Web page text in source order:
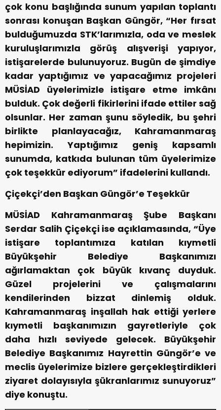
çok konu başlığında sunum yapılan toplantı
sonrası konuşan Başkan Güngör, “Her fırsat
bulduğumuzda STK’larımızla, oda ve meslek
kuruluşlarımızla görüş alışverişi yapıyor,
istişarelerde bulunuyoruz. Bugün de şimdiye
kadar yaptığımız ve yapacağımız projeleri
MÜSİAD üyelerimizle istişare etme imkânı
bulduk. Çok değerli fikirlerini ifade ettiler sağ
olsunlar. Her zaman şunu söyledik, bu şehri
birlikte planlayacağız, Kahramanmaraş
hepimizin. Yaptığımız geniş kapsamlı
sunumda, katkıda bulunan tüm üyelerimize
çok teşekkür ediyorum” ifadelerini kullandı.
Çiçekçi’den Başkan Güngör’e Teşekkür
MÜSİAD Kahramanmaraş Şube Başkanı
Serdar Salih Çiçekçi ise açıklamasında, “Üye
istişare toplantımıza katılan kıymetli
Büyükşehir Belediye Başkanımızı
ağırlamaktan çok büyük kıvanç duyduk.
Güzel projelerini ve çalışmalarını
kendilerinden bizzat dinlemiş olduk.
Kahramanmaraş inşallah hak ettiği yerlere
kıymetli başkanımızın gayretleriyle çok
daha hızlı seviyede gelecek. Büyükşehir
Belediye Başkanımız Hayrettin Güngör’e ve
meclis üyelerimize bizlere gerçekleştirdikleri
ziyaret dolayısıyla şükranlarımız sunuyoruz”
diye konuştu.